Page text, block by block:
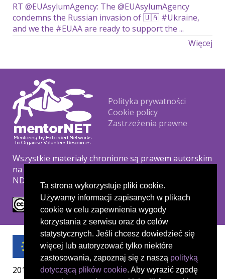
Ta strona wykorzystuje pliki cookie.
Używamy informacji zapisanych w plikach
cookie w celu zapewnienia wygody
korzystania z serwisu oraz do celów
statystycznych. Jeśli chcesz dowiedzieć się
więcej lub autoryzować tylko niektóre
zastosowania, zapoznaj się z naszą polityką
dotyczącą plików cookie. Aby wyrazić zgodę
RT @EUAsylumAgency: The @EUAsylumAgency
condemns the Russian invasion of 🇺🇦 #Ukraine,
and we the #EUAA are ready to support the ...
Więcej
Footer
Polityka prywatności
Cookie policy
Zastrzeżenia prawne
Wszystkie materiały chronione są prawem autorskim
na podstawie licencji Creative Commons CC BY-NC-
ND.
2019-1-UK01-KA204-061657